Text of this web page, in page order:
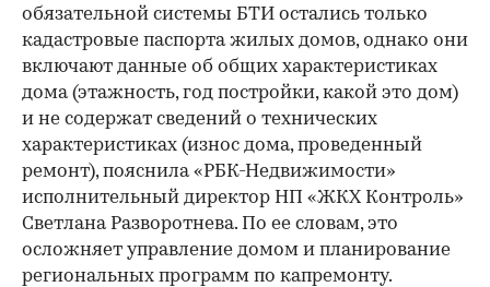
обязательной системы БТИ остались только
кадастровые паспорта жилых домов, однако они
включают данные об общих характеристиках
дома (этажность, год постройки, какой это дом)
и не содержат сведений о технических
характеристиках (износ дома, проведенный
ремонт), пояснила «РБК-Недвижимости»
исполнительный директор НП «ЖКХ Контроль»
Светлана Разворотнева. По ее словам, это
осложняет управление домом и планирование
региональных программ по капремонту.